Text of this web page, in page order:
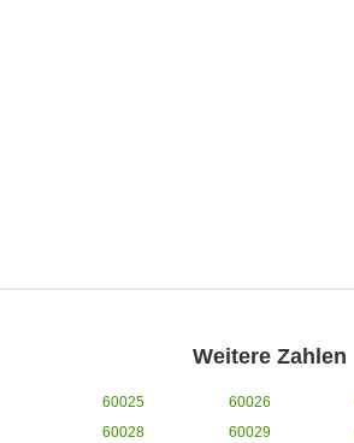
Weitere Zahlen
60025 60026
60028
60029